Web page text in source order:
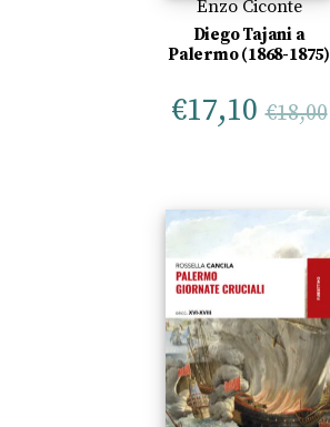
Enzo Ciconte
Diego Tajani a
Palermo (1868-1875)
€17,10 €18,00